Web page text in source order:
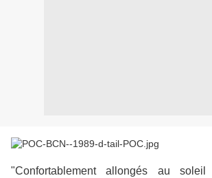
"Confortablement allongés au